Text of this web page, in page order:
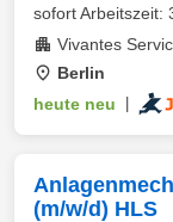
sofort Arbeitszeit:
Vivantes
Berlin
heute neu
(m/w/d) HLS